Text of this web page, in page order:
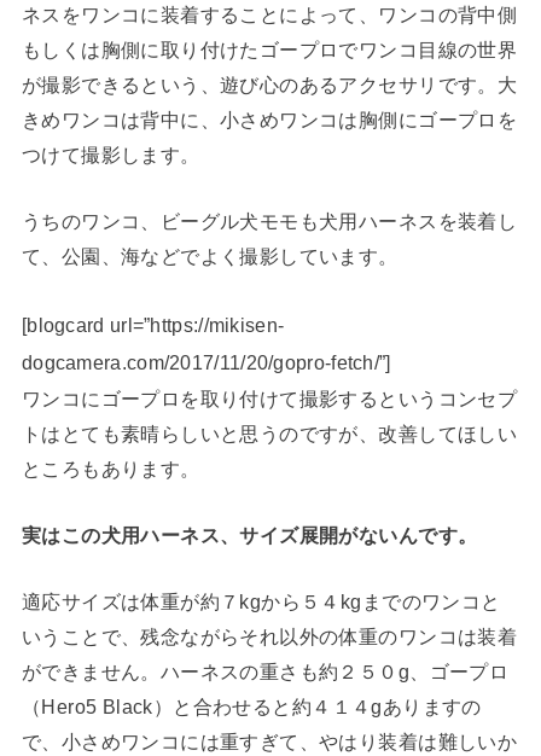
ネスをワンコに装着することによって、ワンコの背中側
もしくは胸側に取り付けたゴープロでワンコ目線の世界
が撮影できるという、遊び心のあるアクセサリです。大
きめワンコは背中に、小さめワンコは胸側にゴープロを
つけて撮影します。
うちのワンコ、ビーグル犬モモも犬用ハーネスを装着し
て、公園、海などでよく撮影しています。
[blogcard url=”https://mikisen-
dogcamera.com/2017/11/20/gopro-fetch/”]
ワンコにゴープロを取り付けて撮影するというコンセプ
トはとても素晴らしいと思うのですが、改善してほしい
ところもあります。
実はこの犬用ハーネス、サイズ展開がないんです。
適応サイズは体重が約７kgから５４kgまでのワンコと
いうことで、残念ながらそれ以外の体重のワンコは装着
ができません。ハーネスの重さも約２５０g、ゴープロ
（Hero5 Black）と合わせると約４１４gありますの
で、小さめワンコには重すぎて、やはり装着は難しいか